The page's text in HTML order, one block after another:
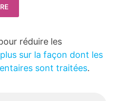
réduire les
sur la façon dont les
sont traitées.